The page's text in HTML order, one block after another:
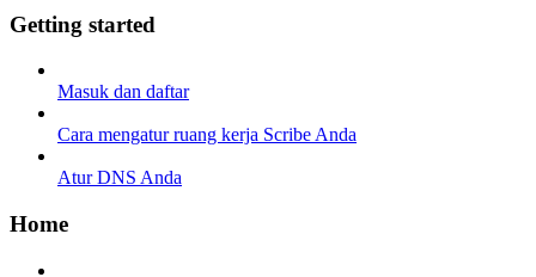
Getting started
Masuk dan daftar
Cara mengatur ruang kerja Scribe Anda
Atur DNS Anda
Home